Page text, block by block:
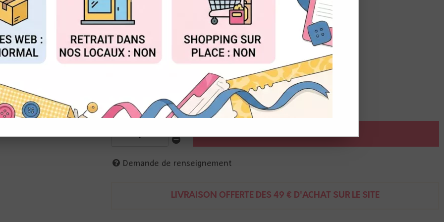
Réf. :ST-506-G
Starform
planche de stickers métallisés doré
10 x 22 cm
AJOUTER AU PANIER
Demande de renseignement
LIVRAISON OFFERTE DÈS 49 € D'ACHAT SUR LE SITE
ACCEPTER TOUT